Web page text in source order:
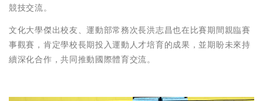
競技交流。
文化大學傑出校友、運動部常務次長洪志昌也在比賽期間親臨賽
事觀賽，肯定學校長期投入運動人才培育的成果，並期盼未來持
續深化合作，共同推動國際體育交流。